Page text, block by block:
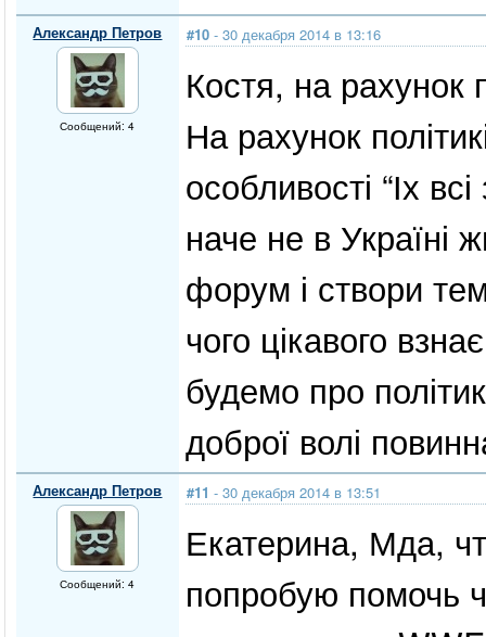
Александр Петров
Сообщений: 4
#10 - 30 декабря 2014 в 13:16
Костя, на рахунок
На рахунок
особливості “Іх
наче не в
форум і створи
чого цікавого
будемо про
доброї волі
Александр Петров
Сообщений: 4
#11 - 30 декабря 2014 в 13:51
Екатерина, Мда,
попробую помочь